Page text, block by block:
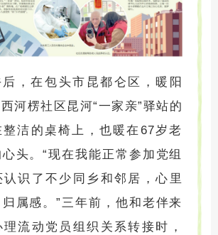
，在 包头市昆都仑区， 暖阳
河楞社区昆河“一家亲”驿站的
整洁的桌椅上，也暖在67岁老
头。“现在我能正常参加党组
识了不少同乡和邻居，心里
属感。”三年前，他和老伴来
流动党员组织关系转接时，